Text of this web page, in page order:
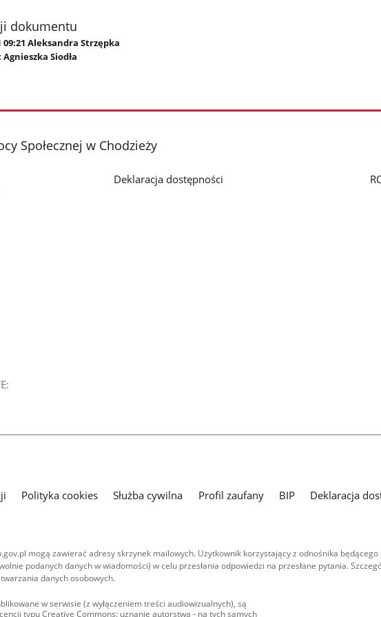
dokumentu
09:21 Aleksandra Strzępka
Agnieszka Siodła
Społecznej w Chodzieży
Deklaracja dostępności
Polityka cookies Służba cywilna Profil zaufany BIP
Deklaracja
mogą zawierać adresy skrzynek mailowych. Użytkownik korzystający z odnośnika
podanych danych w wiadomości) w celu przesłania odpowiedzi na przesłane pytania.
danych osobowych.
w serwisie (z wyłączeniem treści audiowizualnych), są
typu Creative Commons: uznanie autorstwa - na tych samych